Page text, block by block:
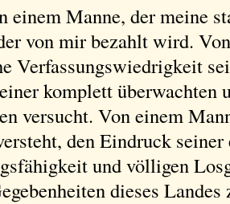
einem Manne, der meine
von mir bezahlt wird.
Verfassungswiedrigkeit
komplett überwachten
versucht. Von einem
den Eindruck seiner
und völligen
dieses Landes